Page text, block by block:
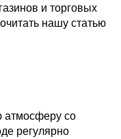
и торговых
нашу статью
атмосферу со
регулярно